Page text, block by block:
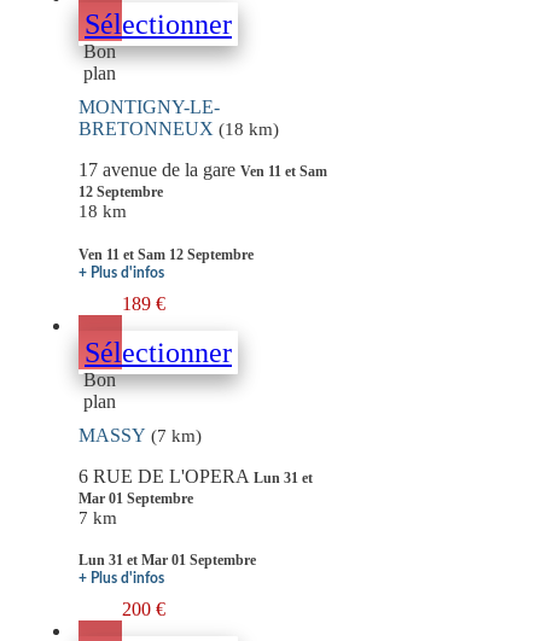
Sélectionner
Bon
plan
MONTIGNY-LE-
BRETONNEUX (18 km)
17 avenue de la gare Ven 11 et Sam
12 Septembre
18 km
Ven 11 et Sam 12 Septembre
+ Plus d'infos
189 €
Sélectionner
Bon
plan
MASSY (7 km)
6 RUE DE L'OPERA Lun 31 et
Mar 01 Septembre
7 km
Lun 31 et Mar 01 Septembre
+ Plus d'infos
200 €